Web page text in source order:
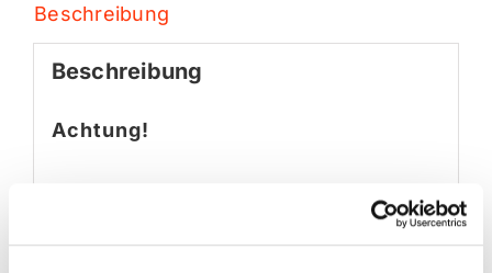
Beschreibung
Beschreibung
Achtung!